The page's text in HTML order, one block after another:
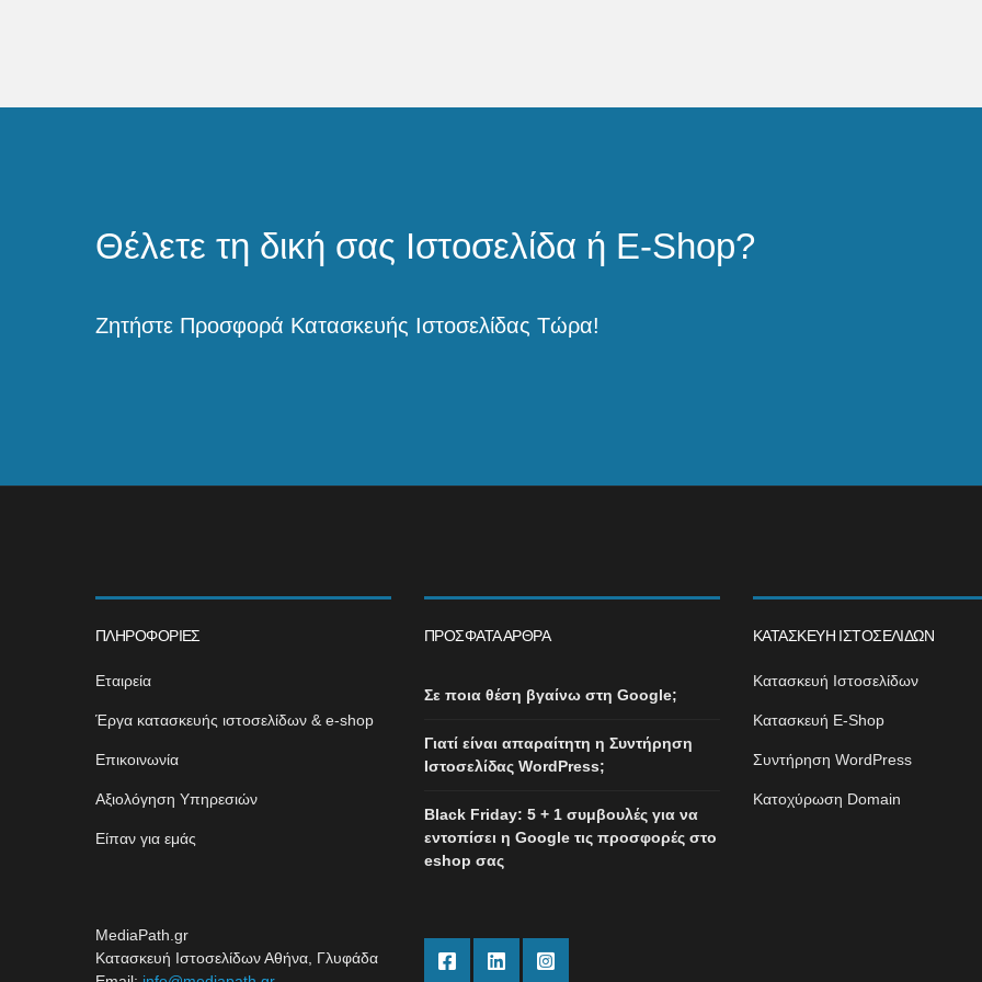
Θέλετε τη δική σας Ιστοσελίδα ή E-Shop?
Ζητήστε Προσφορά Κατασκευής Ιστοσελίδας Τώρα!
ΠΛΗΡΟΦΟΡΊΕΣ
Εταιρεία
Έργα κατασκευής ιστοσελίδων & e-shop
Επικοινωνία
Αξιολόγηση Υπηρεσιών
Είπαν για εμάς
MediaPath.gr
Κατασκευή Ιστοσελίδων Αθήνα, Γλυφάδα
ΠΡΌΣΦΑΤΑ ΆΡΘΡΑ
Σε ποια θέση βγαίνω στη Google;
Γιατί είναι απαραίτητη η Συντήρηση
Ιστοσελίδας WordPress;
Black Friday: 5 + 1 συμβουλές για να
εντοπίσει η Google τις προσφορές στο
eshop σας
ΚΑΤΑΣΚΕΥΉ ΙΣΤΟΣΕΛΊΔΩΝ
Κατασκευή Ιστοσελίδων
Κατασκευή E-Shop
Συντήρηση WordPress
Κατοχύρωση Domain